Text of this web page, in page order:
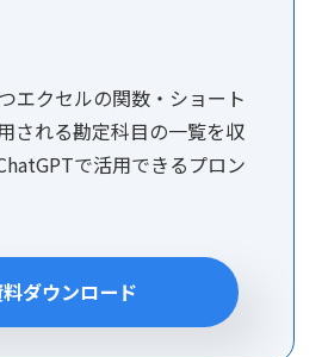
エクセルの関数・ショート
される勘定科目の一覧を収
で活用できるプロン
ダウンロード